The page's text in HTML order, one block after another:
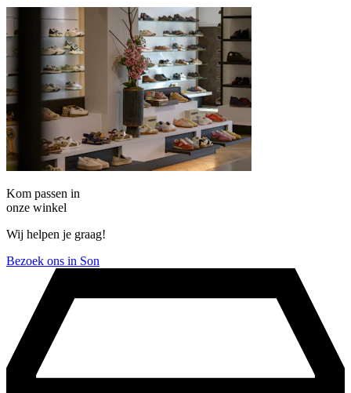
Kom passen in
onze winkel
Wij helpen je graag!
Bezoek ons in Son